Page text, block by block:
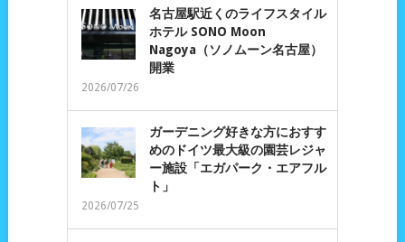
名古屋駅近くのライフスタイル
ホテル SONO Moon
Nagoya（ソノムーン名古屋）
開業
2026/07/26
ガーデニング好きな方におすす
めのドイツ最大級の園芸レジャ
ー施設「エガパーク・エアフル
ト」
2026/07/25